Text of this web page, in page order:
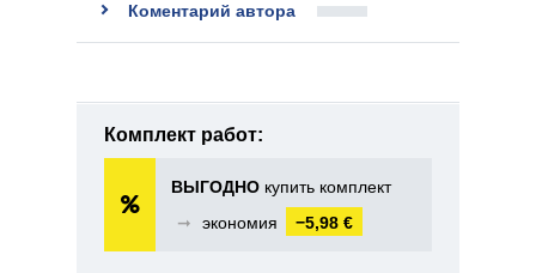
Коментарий автора
Комплект работ:
ВЫГОДНО купить комплект
➞
экономия −5,98 €